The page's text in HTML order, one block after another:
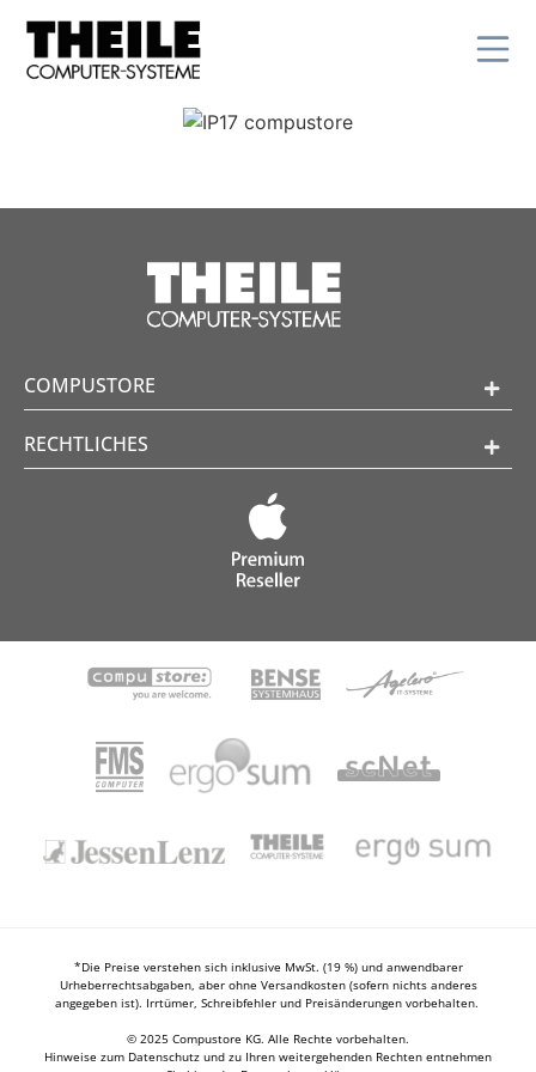
COMPUSTORE
RECHTLICHES
*Die Preise verstehen sich inklusive MwSt. (19 %) und anwendbarer
Urheberrechtsabgaben, aber ohne Versandkosten (sofern nichts anderes
angegeben ist). Irrtümer, Schreibfehler und Preisänderungen vorbehalten.
© 2025 Compustore KG. Alle Rechte vorbehalten.
Hinweise zum Datenschutz und zu Ihren weitergehenden Rechten entnehmen